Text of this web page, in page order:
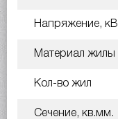
Напряжение, кВ
Материал жилы
Кол-во жил
Сечение, кв.мм.